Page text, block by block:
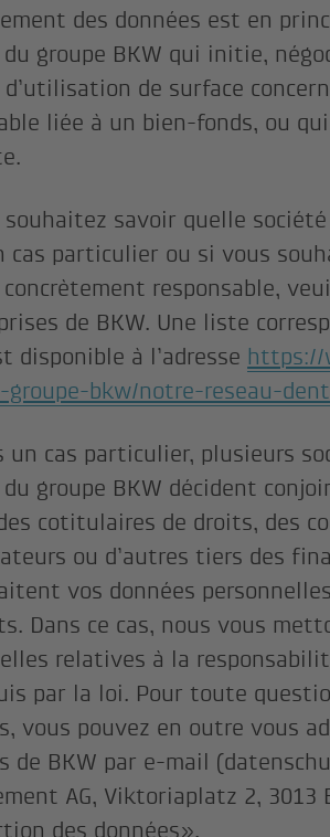
des données est en
groupe BKW qui initie,
de surface
liée à un bien-fonds, ou
souhaitez savoir quelle
cas particulier ou si vous
responsable,
de BKW. Une liste
disponible à l’adresse https://
groupe-bkw/notre-reseau-
un cas particulier, plusieurs
groupe BKW décident
cotitulaires de droits, des
ou d’autres tiers des
vos données
Dans ce cas, nous vous
relatives à la
par la loi. Pour toute
vous pouvez en outre vous
de BKW par e-mail
AG, Viktoriaplatz 2, 3013
des données».